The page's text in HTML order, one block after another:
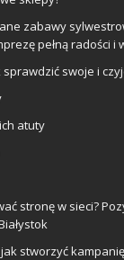
zabawy
pełną radości i
swoje i
atuty
stronę w sieci?
stworzyć